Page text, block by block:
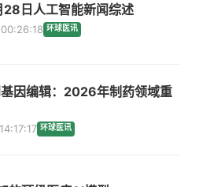
日人工智能新闻综述
环球医讯
因编辑：2026年制药领域重
环球医讯